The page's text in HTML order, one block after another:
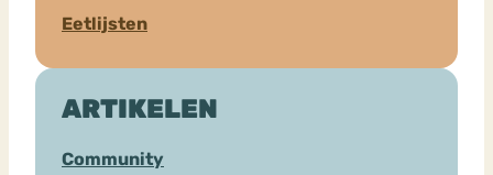
Eetlijsten
ARTIKELEN
Community